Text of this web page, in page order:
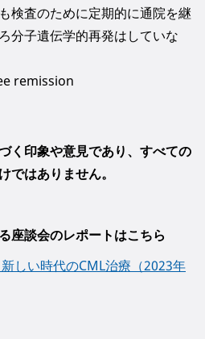
検査のために定期的に通院を継
分子遺伝学的再発はしていな
remission
く印象や意見であり、すべての
ではありません。
座談会のレポートはこちら
しい時代のCML治療（2023年